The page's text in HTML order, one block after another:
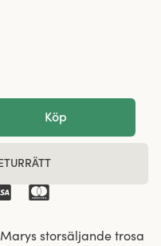
Köp
storsäljande trosa